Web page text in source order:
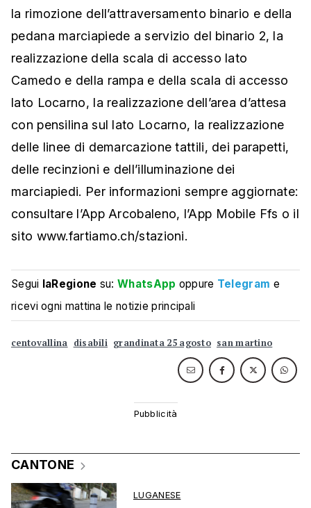
la rimozione dell’attraversamento binario e della
pedana marciapiede a servizio del binario 2, la
realizzazione della scala di accesso lato
Camedo e della rampa e della scala di accesso
lato Locarno, la realizzazione dell’area d’attesa
con pensilina sul lato Locarno, la realizzazione
delle linee di demarcazione tattili, dei parapetti,
delle recinzioni e dell’illuminazione dei
marciapiedi. Per informazioni sempre aggiornate:
consultare l’App Arcobaleno, l’App Mobile Ffs o il
sito www.fartiamo.ch/stazioni.
Segui laRegione su:WhatsApp oppure Telegram e
ricevi ogni mattina le notizie principali
centovallina disabili grandinata 25 agosto san martino
CANTONE
LUGANESE